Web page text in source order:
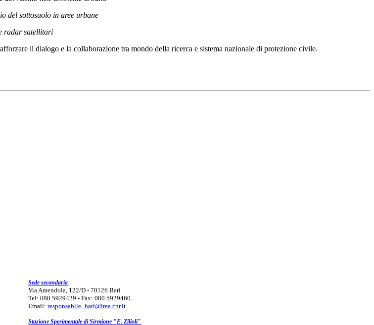
del sottosuolo in aree urbane
radar satellitari
il dialogo e la collaborazione tra mondo della ricerca e sistema nazionale di protezione civile.
Sede secondaria
Via Amendola, 122/D - 70126 Bari
Tel: 080 5929429 - Fax: 080 5929460
Email:responsabile_bari@irea.cnr.it
Stazione Sperimentale di Sirmione "E. Zilioli"